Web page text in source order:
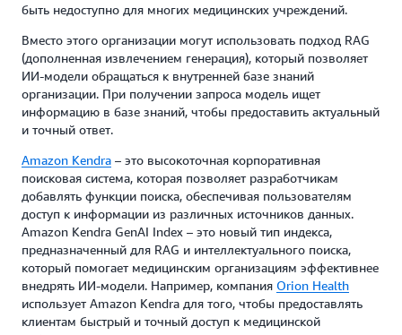
быть недоступно для многих медицинских учреждений.
Вместо этого организации могут использовать подход RAG
(дополненная извлечением генерация), который позволяет
ИИ-модели обращаться к внутренней базе знаний
организации. При получении запроса модель ищет
информацию в базе знаний, чтобы предоставить актуальный
и точный ответ.
Amazon Kendra – это высокоточная корпоративная
поисковая система, которая позволяет разработчикам
добавлять функции поиска, обеспечивая пользователям
доступ к информации из различных источников данных.
Amazon Kendra GenAI Index – это новый тип индекса,
предназначенный для RAG и интеллектуального поиска,
который помогает медицинским организациям эффективнее
внедрять ИИ-модели. Например, компания Orion Health
использует Amazon Kendra для того, чтобы предоставлять
клиентам быстрый и точный доступ к медицинской